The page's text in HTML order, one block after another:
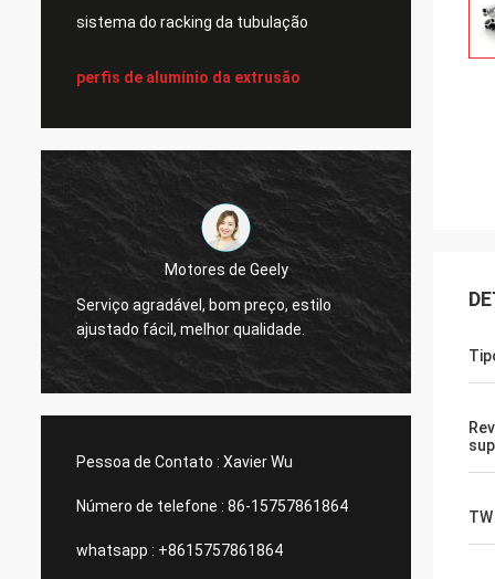
sistema do racking da tubulação
perfis de alumínio da extrusão
Thinh-Vietname
Olá!, johnson, arranja por favor 12000
medidores 2808 de tubo magro, cor do
marfim.
Sim,
Pessoa de Contato : Xavier Wu
Número de telefone : 86-15757861864
whatsapp : +8615757861864
TW